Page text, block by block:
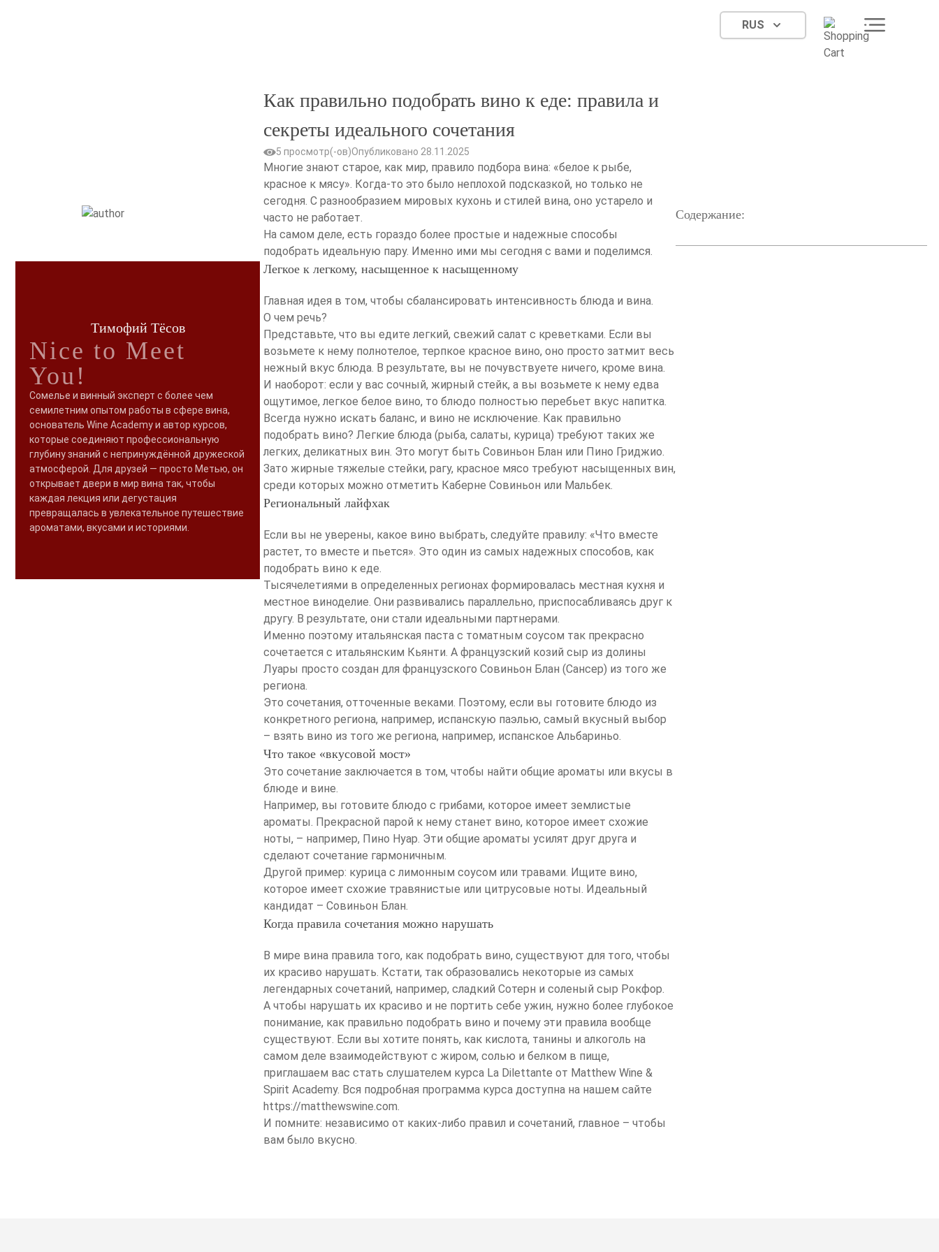
RUS
Тимофий Тёсов
Nice to Meet
You!
Сомелье и винный эксперт с более чем
семилетним опытом работы в сфере вина,
основатель Wine Academy и автор курсов,
которые соединяют профессиональную
глубину знаний с непринуждённой дружеской
атмосферой. Для друзей — просто Метью, он
открывает двери в мир вина так, чтобы
каждая лекция или дегустация
превращалась в увлекательное путешествие
ароматами, вкусами и историями.
Как правильно подобрать вино к еде: правила и
секреты идеального сочетания
5 просмотр(-ов)Опубликовано 28.11.2025
Многие знают старое, как мир, правило подбора вина: «белое к рыбе,
красное к мясу». Когда-то это было неплохой подсказкой, но только не
сегодня. С разнообразием мировых кухонь и стилей вина, оно устарело и
часто не работает.
На самом деле, есть гораздо более простые и надежные способы
подобрать идеальную пару. Именно ими мы сегодня с вами и поделимся.
Легкое к легкому, насыщенное к насыщенному
Главная идея в том, чтобы сбалансировать интенсивность блюда и вина.
О чем речь?
Представьте, что вы едите легкий, свежий салат с креветками. Если вы
возьмете к нему полнотелое, терпкое красное вино, оно просто затмит весь
нежный вкус блюда. В результате, вы не почувствуете ничего, кроме вина.
И наоборот: если у вас сочный, жирный стейк, а вы возьмете к нему едва
ощутимое, легкое белое вино, то блюдо полностью перебьет вкус напитка.
Всегда нужно искать баланс, и вино не исключение. Как правильно
подобрать вино? Легкие блюда (рыба, салаты, курица) требуют таких же
легких, деликатных вин. Это могут быть Совиньон Блан или Пино Гриджио.
Зато жирные тяжелые стейки, рагу, красное мясо требуют насыщенных вин,
среди которых можно отметить Каберне Совиньон или Мальбек.
Региональный лайфхак
Если вы не уверены, какое вино выбрать, следуйте правилу: «Что вместе
растет, то вместе и пьется». Это один из самых надежных способов, как
подобрать вино к еде.
Тысячелетиями в определенных регионах формировалась местная кухня и
местное виноделие. Они развивались параллельно, приспосабливаясь друг к
другу. В результате, они стали идеальными партнерами.
Именно поэтому итальянская паста с томатным соусом так прекрасно
сочетается с итальянским Кьянти. А французский козий сыр из долины
Луары просто создан для французского Совиньон Блан (Сансер) из того же
региона.
Это сочетания, отточенные веками. Поэтому, если вы готовите блюдо из
конкретного региона, например, испанскую паэлью, самый вкусный выбор
– взять вино из того же региона, например, испанское Альбариньо.
Что такое «вкусовой мост»
Это сочетание заключается в том, чтобы найти общие ароматы или вкусы в
блюде и вине.
Например, вы готовите блюдо с грибами, которое имеет землистые
ароматы. Прекрасной парой к нему станет вино, которое имеет схожие
ноты, – например, Пино Нуар. Эти общие ароматы усилят друг друга и
сделают сочетание гармоничным.
Другой пример: курица с лимонным соусом или травами. Ищите вино,
которое имеет схожие травянистые или цитрусовые ноты. Идеальный
кандидат – Совиньон Блан.
Когда правила сочетания можно нарушать
В мире вина правила того, как подобрать вино, существуют для того, чтобы
их красиво нарушать. Кстати, так образовались некоторые из самых
легендарных сочетаний, например, сладкий Сотерн и соленый сыр Рокфор.
А чтобы нарушать их красиво и не портить себе ужин, нужно более глубокое
понимание, как правильно подобрать вино и почему эти правила вообще
существуют. Если вы хотите понять, как кислота, танины и алкоголь на
самом деле взаимодействуют с жиром, солью и белком в пище,
приглашаем вас стать слушателем курса La Dilettante от Matthew Wine &
Spirit Academy. Вся подробная программа курса доступна на нашем сайте
https://matthewswine.com.
И помните: независимо от каких-либо правил и сочетаний, главное – чтобы
вам было вкусно.
Содержание: